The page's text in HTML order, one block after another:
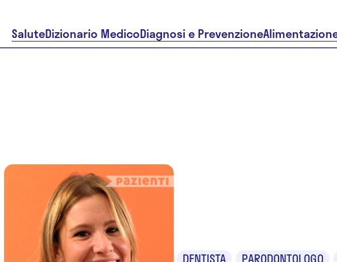
SaluteDizionario MedicoDiagnosi e Prevenzione
DENTISTA PARODONTOLOGO